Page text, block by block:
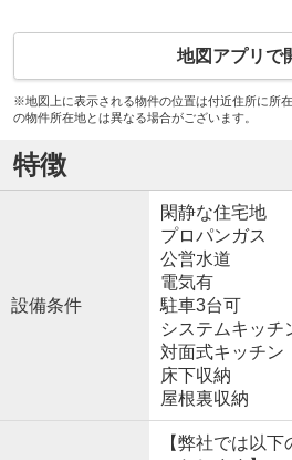
地図アプリで
※地図上に表示される物件の位置は付近住所に所
の物件所在地とは異なる場合がございます。
特徴
設備条件
閑静な住宅地
プロパンガス
公営水道
電気有
駐車3台可
システムキッチ
対面式キッチン
床下収納
屋根裏収納
【弊社では以